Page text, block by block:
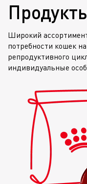
Широкий
потребности кошек
репродуктивного
индивидуальные